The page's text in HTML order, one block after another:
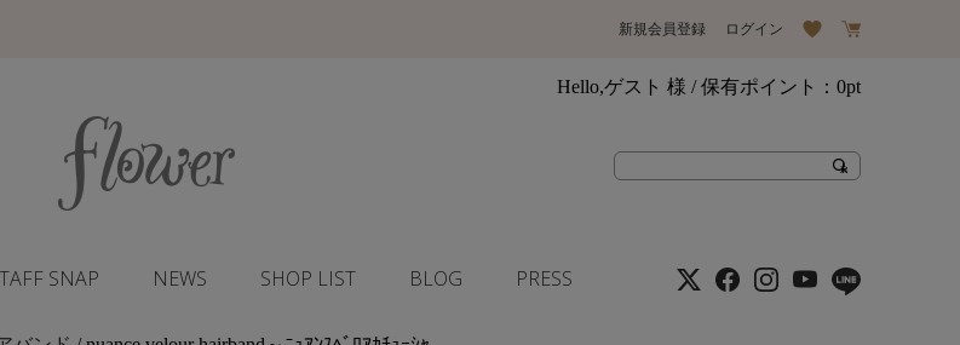
新規会員登録 ログイン
Hello,ゲスト 様 / 保有ポイント： 0pt
SNAP NEWS SHOP LIST BLOG PRESS